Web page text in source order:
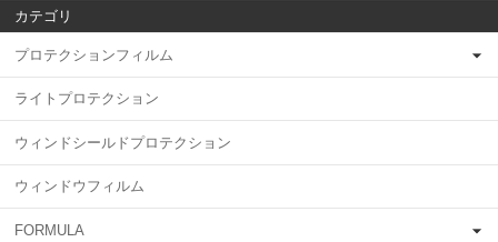
カテゴリ
プロテクションフィルム
ライトプロテクション
ウィンドシールドプロテクション
ウィンドウフィルム
FORMULA